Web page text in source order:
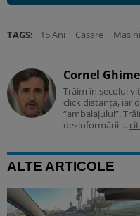
TAGS: 15 Ani Casare Masini
Cornel
Trăim în secolul
click distanța, iar
“ambalajului”.
dezinformării ...
ALTE ARTICOLE